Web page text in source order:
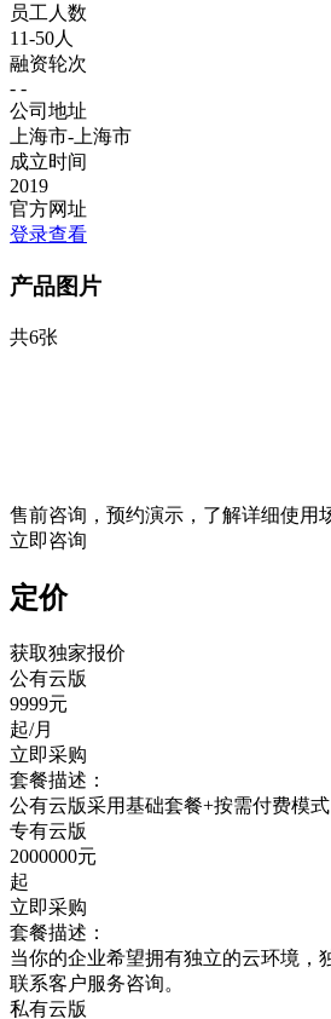
员工人数
11-50人
融资轮次
- -
公司地址
上海市-上海市
成立时间
2019
官方网址
登录查看
产品图片
共6张
售前咨询，预约演示，了解详细使用
立即咨询
定价
获取独家报价
公有云版
9999元
起/月
立即采购
套餐描述：
公有云版采用基础套餐+按需付费模
专有云版
2000000元
起
立即采购
套餐描述：
当你的企业希望拥有独立的云环境，
联系客户服务咨询。
私有云版